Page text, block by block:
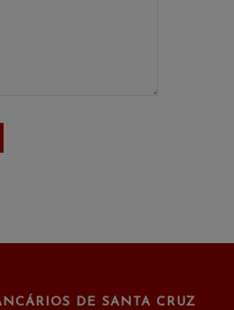
DE SANTA CRUZ